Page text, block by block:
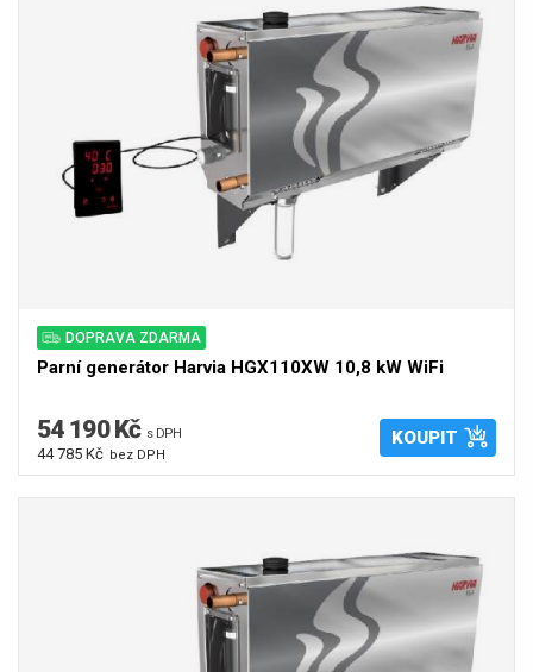
DOPRAVA ZDARMA
Parní generátor Harvia HGX110XW 10,8 kW WiFi
54 190 Kč s DPH
44 785 Kč bez DPH
KOUPIT